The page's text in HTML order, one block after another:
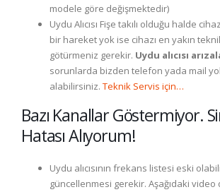
modele göre değişmektedir)
Uydu Alıcısı Fişe takılı olduğu halde
bir hareket yok ise cihazı en yakın
götürmeniz gerekir. Uydu alıcısı
sorunlarda bizden telefon yada mail
alabilirsiniz. Teknik Servis için…
Bazı Kanallar Göstermiyor.
Hatası Alıyorum!
Uydu alıcısının frekans listesi eski
güncellenmesi gerekir. Aşağıdaki video